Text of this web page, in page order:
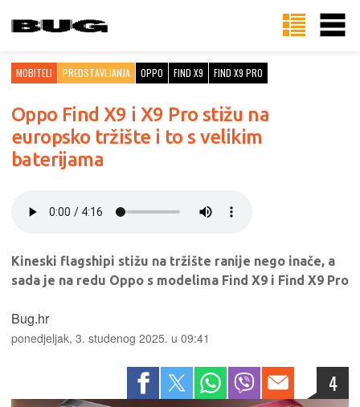
MOBITELI PREDSTAVLJANJA OPPO FIND X9 FIND X9 PRO
Oppo Find X9 i X9 Pro stižu na
europsko tržište i to s velikim
baterijama
Kineski flagshipi stižu na tržište ranije nego inače, a
sada je na redu Oppo s modelima Find X9 i Find X9 Pro
Bug.hr
ponedjeljak, 3. studenog 2025. u 09:41
4